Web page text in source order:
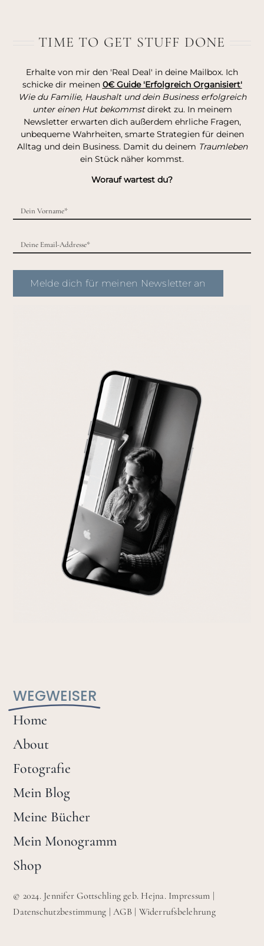
WEGWEISER
Home
About
Fotografie
Mein Blog
Meine Bücher
Mein Monogramm
Shop
TIME TO GET STUFF DONE
Erhalte von mir den 'Real Deal' in deine Mailbox. Ich
schicke dir meinen 0€ Guide 'Erfolgreich Organisiert'
Wie du Familie, Haushalt und dein Business erfolgreich
unter einen Hut bekommstdirekt zu. In meinem
Newsletter erwarten dich außerdem ehrliche Fragen,
unbequeme Wahrheiten, smarte Strategien für deinen
Alltag und dein Business. Damit du deinem Traumleben
ein Stück näher kommst.
Worauf wartest du?
Melde dich für meinen Newsletter an
© 2024. Jennifer Gottschling geb. Hejna. Impressum |
Datenschutzbestimmung |AGB | Widerrufsbelehrung